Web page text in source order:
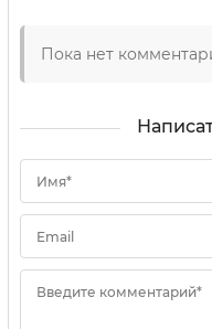
Пока нет
Имя*
Email
Введите комментарий*